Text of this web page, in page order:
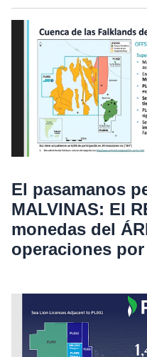
El pasamanos
MALVINAS: El
monedas del
operaciones